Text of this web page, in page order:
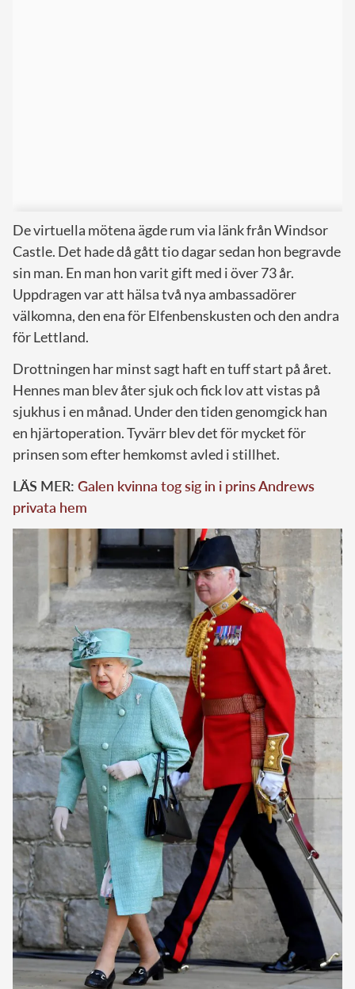
De virtuella mötena ägde rum via länk från Windsor
Castle. Det hade då gått tio dagar sedan hon begravde
sin man. En man hon varit gift med i över 73 år.
Uppdragen var att hälsa två nya ambassadörer
välkomna, den ena för Elfenbenskusten och den andra
för Lettland.
Drottningen har minst sagt haft en tuff start på året.
Hennes man blev åter sjuk och fick lov att vistas på
sjukhus i en månad. Under den tiden genomgick han
en hjärtoperation. Tyvärr blev det för mycket för
prinsen som efter hemkomst avled i stillhet.
LÄS MER: Galen kvinna tog sig in i prins Andrews
privata hem